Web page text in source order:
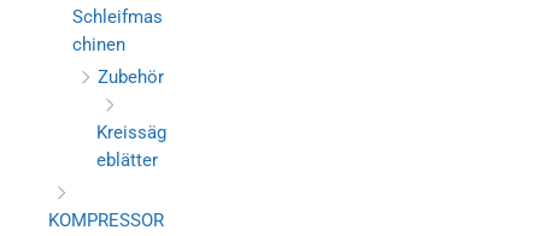
Schleifmas
chinen
Zubehör
Kreissäg
eblätter
KOMPRESSOR